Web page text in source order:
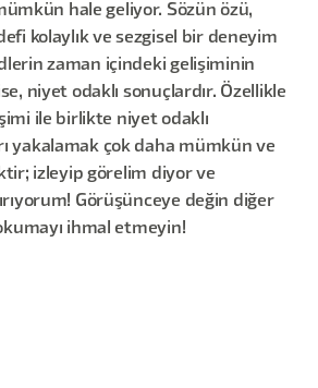
hale geliyor. Sözün özü,
kolaylık ve sezgisel bir deneyim
zaman içindeki gelişiminin
niyet odaklı sonuçlardır. Özellikle
ile birlikte niyet odaklı
yakalamak çok daha mümkün ve
izleyip görelim diyor ve
Görüşünceye değin diğer
ihmal etmeyin!